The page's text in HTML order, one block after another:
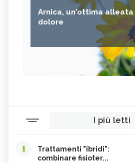
Arnica, un'ottima
dolore
I più letti
1
Trattamenti "ibridi":
combinare fisioter...